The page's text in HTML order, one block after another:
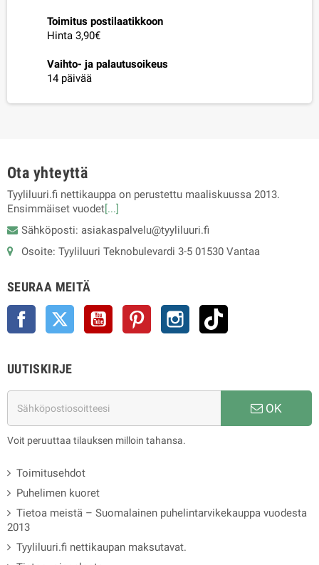
Toimitus postilaatikkoon
Hinta 3,90€
Vaihto- ja palautusoikeus
14 päivää
Ota yhteyttä
Tyyliluuri.fi nettikauppa on perustettu maaliskuussa 2013.
Ensimmäiset vuodet[...]
Sähköposti: asiakaspalvelu@tyyliluuri.fi
Osoite: Tyyliluuri Teknobulevardi 3-5 01530 Vantaa
SEURAA MEITÄ
Facebook Twitter YouTube Pinterest Instagram
UUTISKIRJE
OK
Voit peruuttaa tilauksen milloin tahansa.
Toimitusehdot
Puhelimen kuoret
Tietoa meistä – Suomalainen puhelintarvikekauppa vuodesta
2013
Tyyliluuri.fi nettikaupan maksutavat.